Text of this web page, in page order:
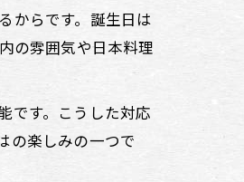
からです。誕生日は
の雰囲気や日本料理
です。こうした対応
の楽しみの一つで